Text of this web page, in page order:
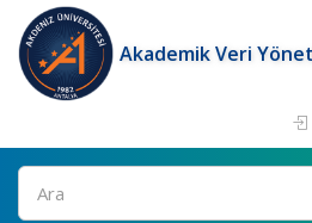
Akademik Veri
Ara